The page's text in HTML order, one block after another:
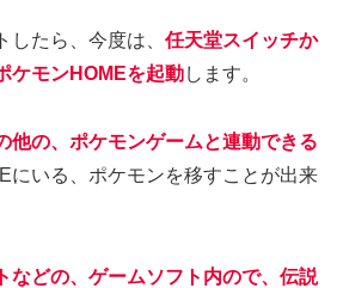
たら、今度は、 任天堂スイッチか
ケモンHOMEを起動します。
他の、ポケモンゲームと連動できる
にいる、ポケモンを移すことが出来
などの、ゲームソフト内ので、伝説